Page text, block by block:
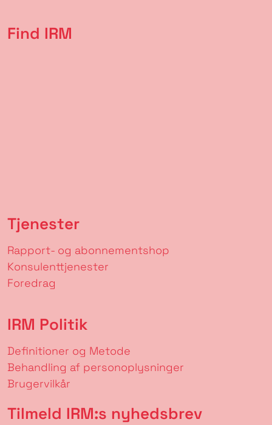
Find IRM
Tjenester
Rapport- og abonnementshop
Konsulenttjenester
Foredrag
IRM Politik
Definitioner og Metode
Behandling af personoplysninger
Brugervilkår
Tilmeld IRM:s nyhedsbrev